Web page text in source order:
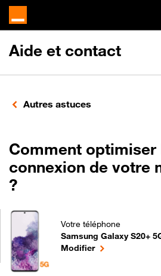
Aide et contact
Autres astuces
Comment optimiser
connexion de votre
?
Votre téléphone
Samsung Galaxy S20+
Comment optimiser la
Modifierle téléphone